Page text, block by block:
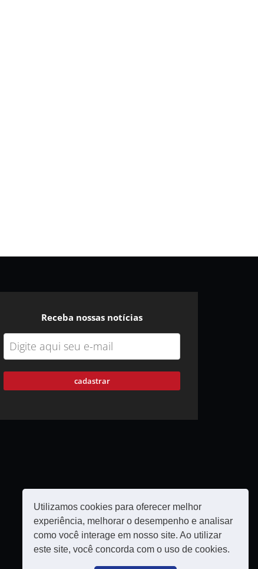
Utilizamos cookies para oferecer melhor
experiência, melhorar o desempenho e analisar
como você interage em nosso site. Ao utilizar
este site, você concorda com o uso de cookies.
Receba nossas notícias
cadastrar